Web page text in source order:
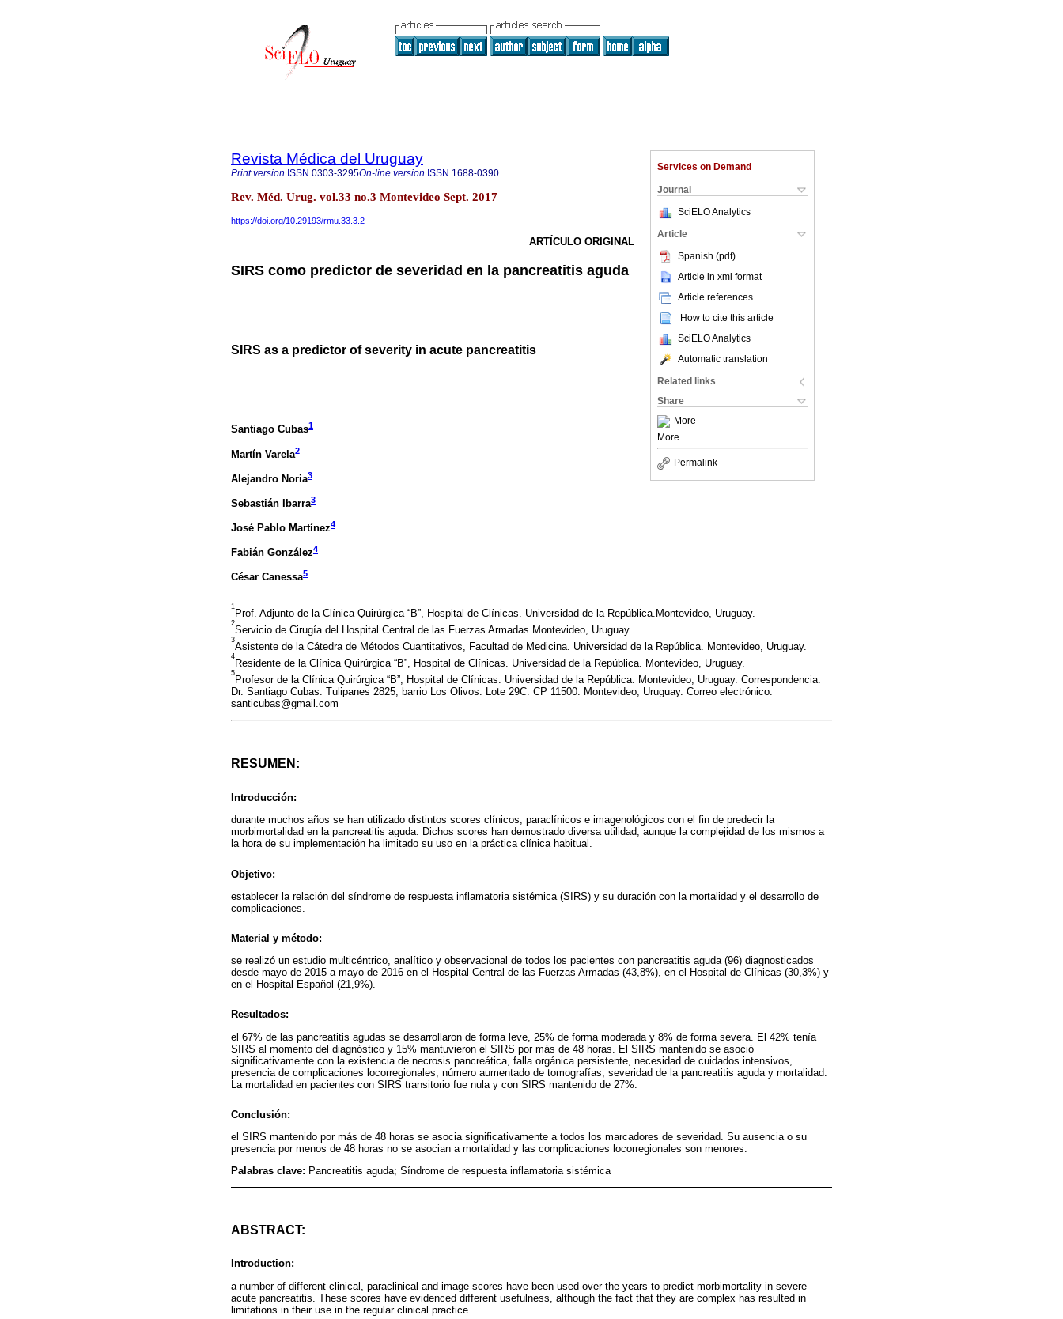
Services on Demand
Journal
SciELO Analytics
Article
Spanish (pdf)
Article in xml format
Article references
How to cite this article
SciELO Analytics
Automatic translation
Related links
Share
More
More
Permalink
Revista Médica del Uruguay
Print version ISSN 0303-3295On-line version ISSN 1688-0390
Rev. Méd. Urug. vol.33 no.3 Montevideo Sept. 2017
https://doi.org/10.29193/rmu.33.3.2
ARTÍCULO ORIGINAL
SIRS como predictor de severidad en la pancreatitis aguda
SIRS as a predictor of severity in acute pancreatitis
Santiago Cubas1
Martín Varela2
Alejandro Noria3
Sebastián Ibarra3
José Pablo Martínez4
Fabián González4
César Canessa5
1
Prof. Adjunto de la Clínica Quirúrgica “B”, Hospital de Clínicas. Universidad de la República.Montevideo, Uruguay.
2
Servicio de Cirugía del Hospital Central de las Fuerzas Armadas Montevideo, Uruguay.
3
Asistente de la Cátedra de Métodos Cuantitativos, Facultad de Medicina. Universidad de la República. Montevideo, Uruguay.
4
Residente de la Clínica Quirúrgica “B”, Hospital de Clínicas. Universidad de la República. Montevideo, Uruguay.
5
Profesor de la Clínica Quirúrgica “B”, Hospital de Clínicas. Universidad de la República. Montevideo, Uruguay. Correspondencia:
Dr. Santiago Cubas. Tulipanes 2825, barrio Los Olivos. Lote 29C. CP 11500. Montevideo, Uruguay. Correo electrónico:
santicubas@gmail.com
RESUMEN:
Introducción:
durante muchos años se han utilizado distintos scores clínicos, paraclínicos e imagenológicos con el fin de predecir la
morbimortalidad en la pancreatitis aguda. Dichos scores han demostrado diversa utilidad, aunque la complejidad de los mismos a
la hora de su implementación ha limitado su uso en la práctica clínica habitual.
Objetivo:
establecer la relación del síndrome de respuesta inflamatoria sistémica (SIRS) y su duración con la mortalidad y el desarrollo de
complicaciones.
Material y método:
se realizó un estudio multicéntrico, analítico y observacional de todos los pacientes con pancreatitis aguda (96) diagnosticados
desde mayo de 2015 a mayo de 2016 en el Hospital Central de las Fuerzas Armadas (43,8%), en el Hospital de Clínicas (30,3%) y
en el Hospital Español (21,9%).
Resultados:
el 67% de las pancreatitis agudas se desarrollaron de forma leve, 25% de forma moderada y 8% de forma severa. El 42% tenía
SIRS al momento del diagnóstico y 15% mantuvieron el SIRS por más de 48 horas. El SIRS mantenido se asoció
significativamente con la existencia de necrosis pancreática, falla orgánica persistente, necesidad de cuidados intensivos,
presencia de complicaciones locorregionales, número aumentado de tomografías, severidad de la pancreatitis aguda y mortalidad.
La mortalidad en pacientes con SIRS transitorio fue nula y con SIRS mantenido de 27%.
Conclusión:
el SIRS mantenido por más de 48 horas se asocia significativamente a todos los marcadores de severidad. Su ausencia o su
presencia por menos de 48 horas no se asocian a mortalidad y las complicaciones locorregionales son menores.
Palabras clave: Pancreatitis aguda; Síndrome de respuesta inflamatoria sistémica
ABSTRACT:
Introduction:
a number of different clinical, paraclinical and image scores have been used over the years to predict morbimortality in severe
acute pancreatitis. These scores have evidenced different usefulness, although the fact that they are complex has resulted in
limitations in their use in the regular clinical practice.